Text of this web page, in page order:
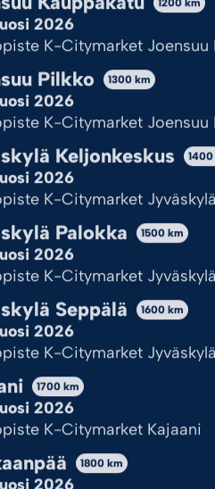
löydät K-
aikaa ja parhaat
noutopisteelle
hintaan.
laajempi.
tai
2026
K-Citymarket Joensuu
Pilkko 1300 km
2026
K-Citymarket Joensuu
Keljonkeskus 1400
2026
K-Citymarket
Palokka 1500 km
2026
K-Citymarket
Seppälä 1600 km
2026
K-Citymarket
1700 km
2026
K-Citymarket Kajaani
1800 km
2026